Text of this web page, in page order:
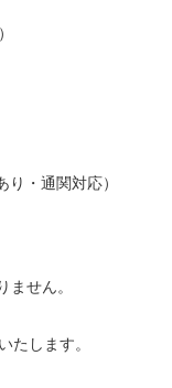
り・通関対応）
せん。
たします。